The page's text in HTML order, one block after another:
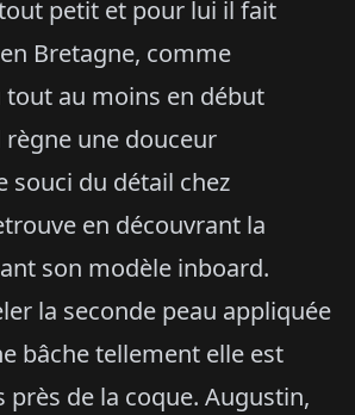
petit et pour lui il fait
Bretagne, comme
au moins en début
une douceur
souci du détail chez
en découvrant la
son modèle inboard.
la seconde peau appliquée
bâche tellement elle est
près de la coque. Augustin,